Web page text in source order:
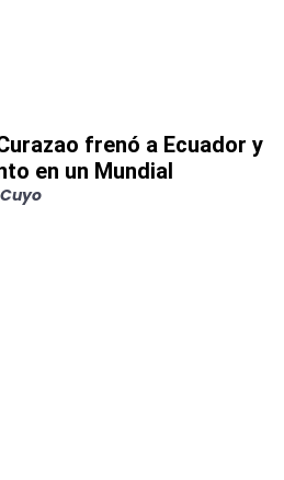
frenó a Ecuador y
en un Mundial